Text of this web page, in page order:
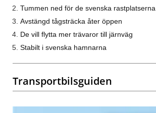
Tummen ned för de svenska rastplatserna
Avstängd tågsträcka åter öppen
De vill flytta mer trävaror till järnväg
Stabilt i svenska hamnarna
Transportbilsguiden